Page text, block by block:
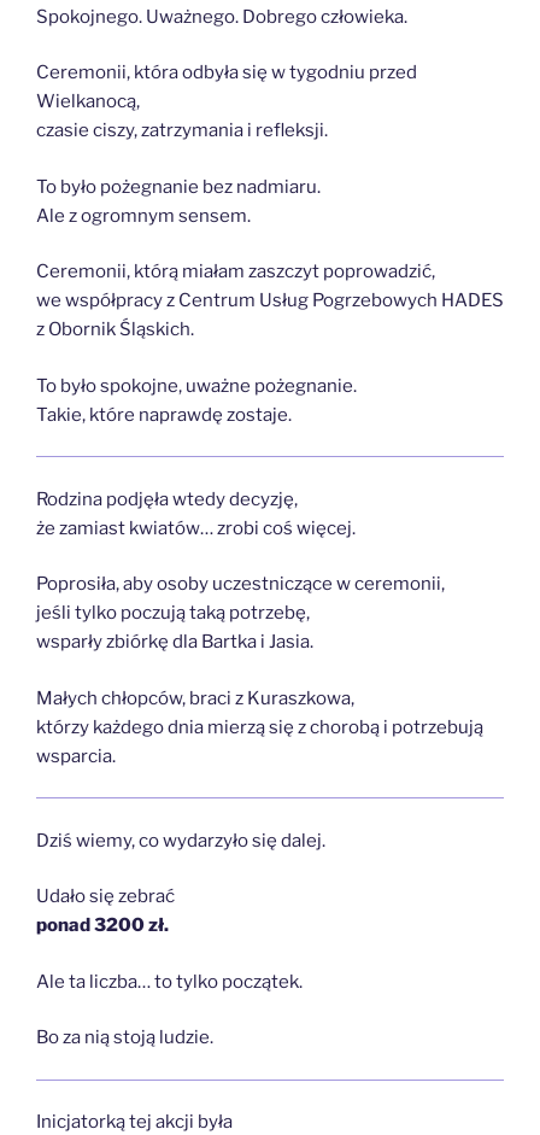
Spokojnego. Uważnego. Dobrego człowieka.
Ceremonii, która odbyła się w tygodniu przed
Wielkanocą,
czasie ciszy, zatrzymania i refleksji.
To było pożegnanie bez nadmiaru.
Ale z ogromnym sensem.
Ceremonii, którą miałam zaszczyt poprowadzić,
we współpracy z Centrum Usług Pogrzebowych HADES
z Obornik Śląskich.
To było spokojne, uważne pożegnanie.
Takie, które naprawdę zostaje.
Rodzina podjęła wtedy decyzję,
że zamiast kwiatów… zrobi coś więcej.
Poprosiła, aby osoby uczestniczące w ceremonii,
jeśli tylko poczują taką potrzebę,
wsparły zbiórkę dla Bartka i Jasia.
Małych chłopców, braci z Kuraszkowa,
którzy każdego dnia mierzą się z chorobą i potrzebują
wsparcia.
Dziś wiemy, co wydarzyło się dalej.
Udało się zebrać
ponad 3200 zł.
Ale ta liczba… to tylko początek.
Bo za nią stoją ludzie.
Inicjatorką tej akcji była